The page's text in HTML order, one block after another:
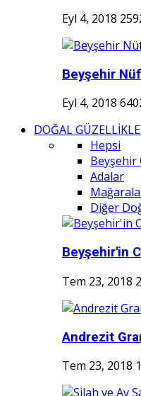
Eyl 4, 2018
Beyşehir
Eyl 4, 2018
DOĞAL
Hepsi
Beyşehir
Adalar
Diğer
Beyşehir'in
Tem 23, 2018
Andrezit
Tem 23, 2018